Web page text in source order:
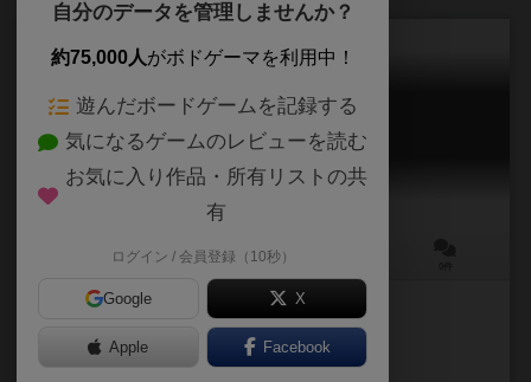
ぱんどらねこ
Pandora Neko
10分前後
作品説明文の編集者を募集中
未登録
自分のデータを管理しませんか？
約75,000人がボドゲーマを利用中！
遊んだボードゲームを記録する
気になるゲームのレビューを読む
お気に入り作品・所有リストの共
有
ログイン / 会員登録（10秒）
Google X
Apple Facebook